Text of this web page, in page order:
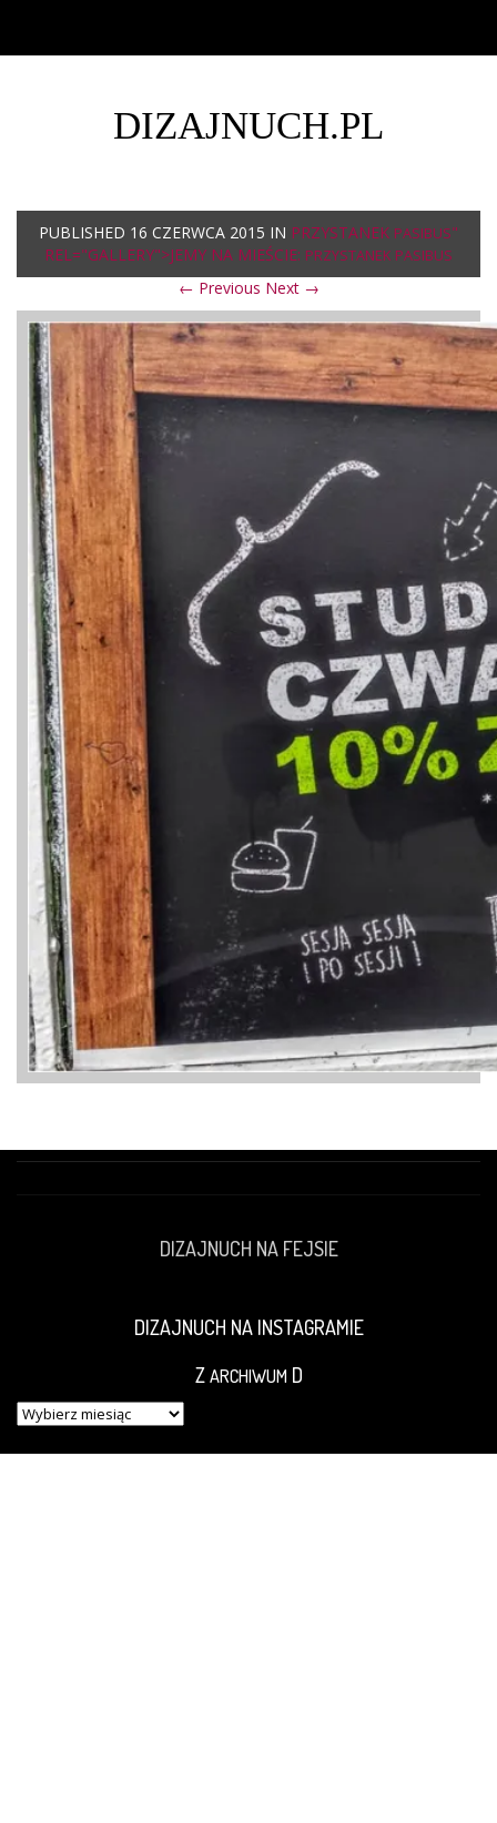
DIZAJNUCH.PL
PUBLISHED 16 CZERWCA 2015 IN PRZYSTANEK PASIBUS"
REL="GALLERY">JEMY NA MIEŚCIE: PRZYSTANEK PASIBUS
← Previous Next →
DIZAJNUCH NA FEJSIE
DIZAJNUCH NA INSTAGRAMIE
ZARCHIWUM D
Z
ARCHIWUM
D